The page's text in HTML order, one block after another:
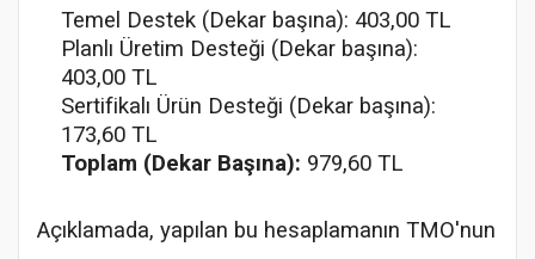
Temel Destek (Dekar başına): 403,00 TL
Planlı Üretim Desteği (Dekar başına):
403,00 TL
Sertifikalı Ürün Desteği (Dekar başına):
173,60 TL
Toplam (Dekar Başına): 979,60 TL
Açıklamada, yapılan bu hesaplamanın TMO'nun